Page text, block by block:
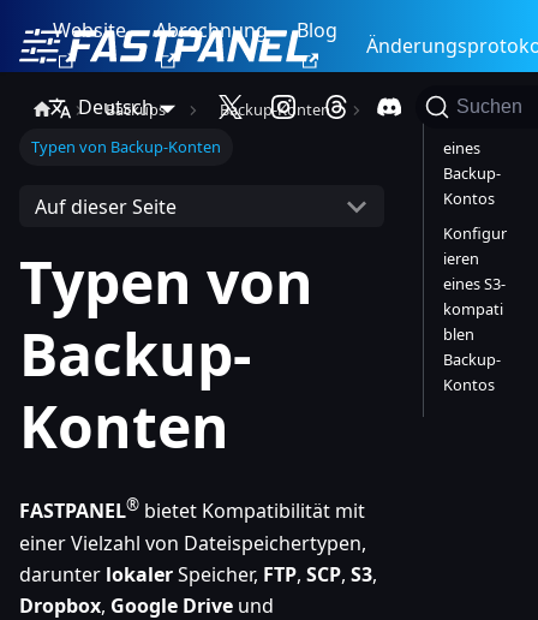
Website Abrechnung Blog
Deutsch Suchen
Backups
Backup-Konten
Typen von Backup-Konten
Auf dieser Seite
Typen von
Backup-
Konten
FASTPANEL® bietet Kompatibilität mit
einer Vielzahl von Dateispeichertypen,
darunter lokalerSpeicher, FTP, SCP, S3,
Dropbox, Google Drive und
Erstellen
eines
Backup-
Kontos
Konfigur
ieren
eines S3-
kompati
blen
Backup-
Kontos